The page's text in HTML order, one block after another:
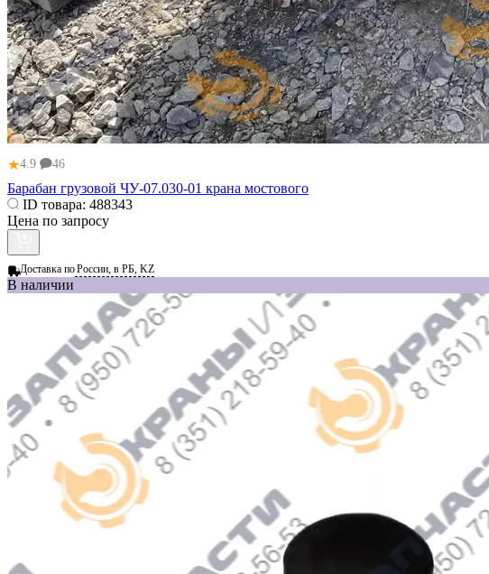
★4.9 46
Барабан грузовой ЧУ-07.030-01 крана мостового
ID товара: 488343
Цена по запросу
Доставка поРоссии, в РБ, KZ
В наличии